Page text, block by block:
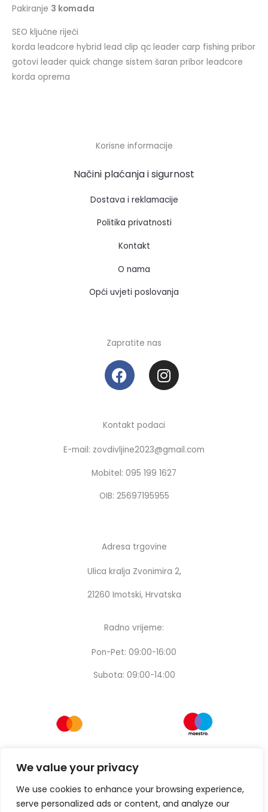
We value your privacy
We use cookies to enhance your browsing experience,
serve personalized ads or content, and analyze our
Pakiranje 3 komada
SEO ključne riječi
korda leadcore hybrid lead clip qc leader carp fishing pribor
gotovi leader quick change sistem šaran pribor leadcore
korda oprema
Korisne informacije
Načini plaćanja i sigurnost
Dostava i reklamacije
Politika privatnosti
Kontakt
O nama
Opći uvjeti poslovanja
Zapratite nas
F
a
c
b
o
o
k
I
n
s
a
g
r
a
m
Kontakt podaci
E-mail: zovdivljine2023@gmail.com
Mobitel: 095 199 1627
OIB: 25697195955
Adresa trgovine
Ulica kralja Zvonimira 2,
21260 Imotski, Hrvatska
Radno vrijeme:
Pon-Pet: 09:00-16:00
Subota: 09:00-14:00